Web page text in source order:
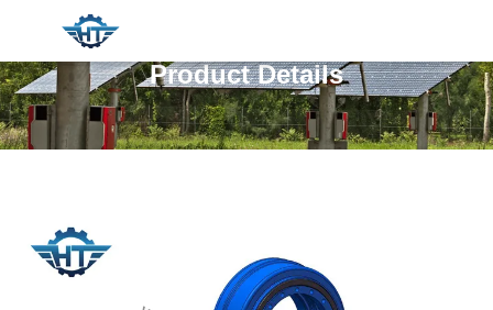
Product Details